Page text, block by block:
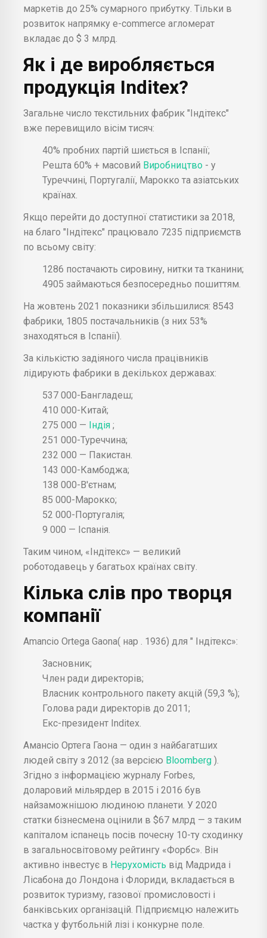
маркетів до 25% сумарного прибутку. Тільки в
розвиток напрямку e-commerce агломерат
вкладає до $ 3 млрд.
Як і де виробляється
продукція Inditex?
Загальне число текстильних фабрик "Індітекс"
вже перевищило вісім тисяч:
40% пробних партій шиється в Іспанії;
Решта 60% + масовий Виробництво - у
Туреччині, Португалії, Марокко та азіатських
країнах.
Якщо перейти до доступної статистики за 2018,
на благо "Індітекс" працювало 7235 підприємств
по всьому світу:
1286 постачають сировину, нитки та тканини;
4905 займаються безпосередньо пошиттям.
На жовтень 2021 показники збільшилися: 8543
фабрики, 1805 постачальників (з них 53%
знаходяться в Іспанії).
За кількістю задіяного числа працівників
лідирують фабрики в декількох державах:
537 000-Бангладеш;
410 000-Китай;
275 000 — Індія ;
251 000-Туреччина;
232 000 — Пакистан.
143 000-Камбоджа;
138 000-В'єтнам;
85 000-Марокко;
52 000-Португалія;
9 000 — Іспанія.
Таким чином, «Індітекс» — великий
роботодавець у багатьох країнах світу.
Кілька слів про творця
компанії
Amancio Ortega Gaona( нар . 1936) для " Індітекс»:
Засновник;
Член ради директорів;
Власник контрольного пакету акцій (59,3 %);
Голова ради директорів до 2011;
Екс-президент Inditex.
Амансіо Ортега Гаона — один з найбагатших
людей світу з 2012 (за версією Bloomberg ).
Згідно з інформацією журналу Forbes,
доларовий мільярдер в 2015 і 2016 був
найзаможнішою людиною планети. У 2020
статки бізнесмена оцінили в $67 млрд — з таким
капіталом іспанець посів почесну 10-ту сходинку
в загальносвітовому рейтингу «Форбс». Він
активно інвестує в Нерухомість від Мадрида і
Лісабона до Лондона і Флориди, вкладається в
розвиток туризму, газової промисловості і
банківських організацій. Підприємцю належить
частка у футбольній лізі і конкурне поле.